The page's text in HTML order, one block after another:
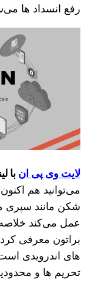
رفع انسداد ها
لایت وی پی ان با
می‌توانید هم اکنون
شکن مانند سپری
عمل می‌کند
براتون معرفی
های اندرویدی
تحریم ها و